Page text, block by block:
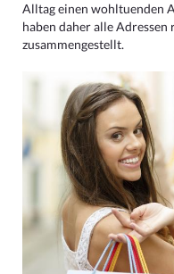
Alltag einen wohltuenden
haben daher alle
zusammengestellt.